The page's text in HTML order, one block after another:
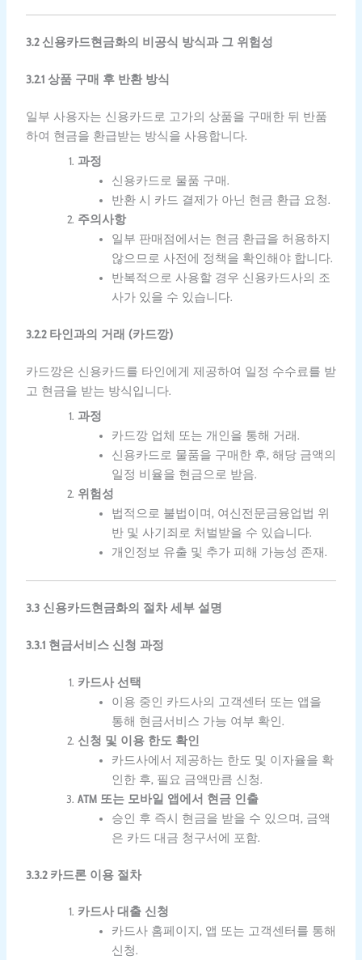
3.2 신용카드현금화의 비공식 방식과 그 위험성
3.2.1 상품 구매 후 반환 방식
일부 사용자는 신용카드로 고가의 상품을 구매한 뒤 반품
하여 현금을 환급받는 방식을 사용합니다.
과정
신용카드로 물품 구매.
반환 시 카드 결제가 아닌 현금 환급 요청.
주의사항
일부 판매점에서는 현금 환급을 허용하지
않으므로 사전에 정책을 확인해야 합니다.
반복적으로 사용할 경우 신용카드사의 조
사가 있을 수 있습니다.
3.2.2 타인과의 거래 (카드깡)
카드깡은 신용카드를 타인에게 제공하여 일정 수수료를 받
고 현금을 받는 방식입니다.
과정
카드깡 업체 또는 개인을 통해 거래.
신용카드로 물품을 구매한 후, 해당 금액의
일정 비율을 현금으로 받음.
위험성
법적으로 불법이며, 여신전문금융업법 위
반 및 사기죄로 처벌받을 수 있습니다.
개인정보 유출 및 추가 피해 가능성 존재.
3.3 신용카드현금화의 절차 세부 설명
3.3.1 현금서비스 신청 과정
카드사 선택
이용 중인 카드사의 고객센터 또는 앱을
통해 현금서비스 가능 여부 확인.
신청 및 이용 한도 확인
카드사에서 제공하는 한도 및 이자율을 확
인한 후, 필요 금액만큼 신청.
ATM 또는 모바일 앱에서 현금 인출
승인 후 즉시 현금을 받을 수 있으며, 금액
은 카드 대금 청구서에 포함.
3.3.2 카드론 이용 절차
카드사 대출 신청
카드사 홈페이지, 앱 또는 고객센터를 통해
신청.